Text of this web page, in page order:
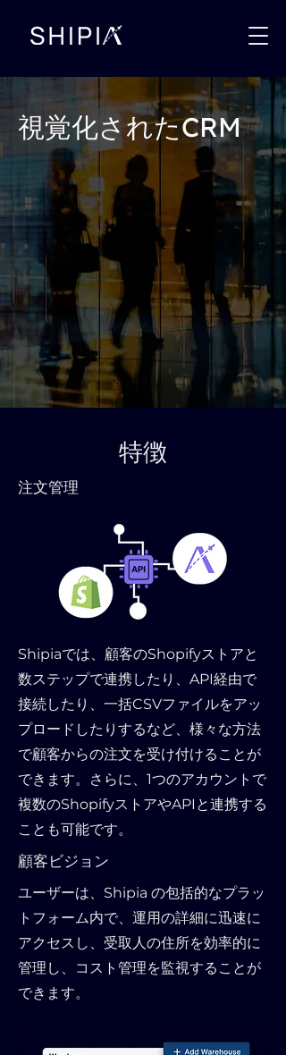
視覚化されたCRM
特徴
注文管理
Shipiaでは、顧客のShopifyストアと
数ステップで連携したり、API経由で
接続したり、一括CSVファイルをアッ
プロードしたりするなど、様々な方法
で顧客からの注文を受け付けることが
できます。さらに、1つのアカウントで
複数のShopifyストアやAPIと連携する
ことも可能です。
顧客ビジョン
ユーザーは、Shipia の包括的なプラッ
トフォーム内で、運用の詳細に迅速に
アクセスし、受取人の住所を効率的に
管理し、コスト管理を監視することが
できます。